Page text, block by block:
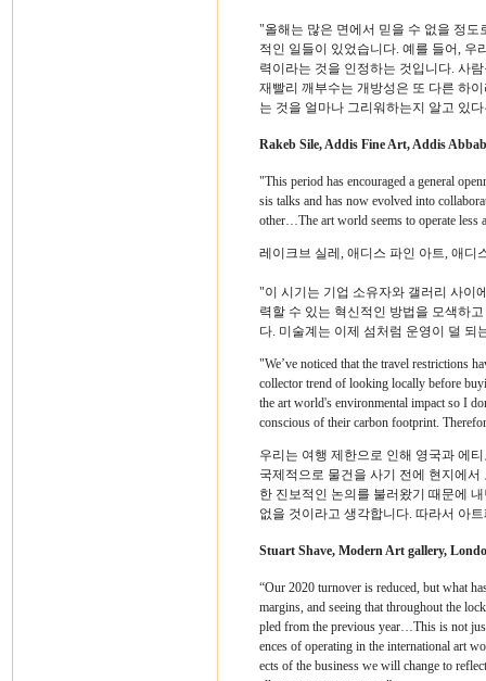
"올해는 많은 면에서 믿을 수 없을 정
적인 일들이 있었습니다. 예를 들어, 우
력이라는 것을 인정하는 것입니다. 사
재빨리 깨부수는 개방성은 또 다른 하
는 것을 얼마나 그리워하는지 알고 있
Rakeb Sile, Addis Fine Art, Addis
"This period has encouraged a general
sis talks and has now evolved into
other…The art world seems to operate less
레이크브 실레, 애디스 파인 아트, 애디
"이 시기는 기업 소유자와 갤러리 사이
력할 수 있는 혁신적인 방법을 모색하
다. 미술계는 이제 섬처럼 운영이 덜 되
"We’ve noticed that the travel restrictions
collector trend of looking locally before
the art world's environmental impact so I
conscious of their carbon footprint.
우리는 여행 제한으로 인해 영국과 에
국제적으로 물건을 사기 전에 현지에
한 진보적인 논의를 불러왔기 때문에
없을 것이라고 생각합니다. 따라서 아
Stuart Shave, Modern Art gallery,
“Our 2020 turnover is reduced, but what
margins, and seeing that throughout the
pled from the previous year…This is not
ences of operating in the international art
ects of the business we will change to